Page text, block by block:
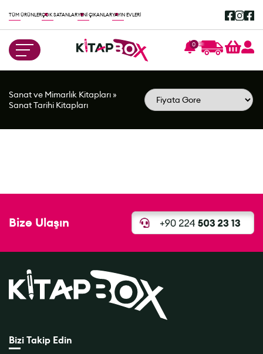
TÜM ÜRÜNLERÇOK SATANLARYENİ ÇIKANLARYAYIN EVLERİ
0
Sanat ve Mimarlık Kitapları»
Sanat Tarihi Kitapları
Bize Ulaşın
Bizi Takip Edin